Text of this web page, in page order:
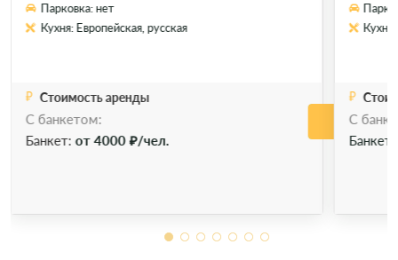
Позвонить
Парковка: нет
Кухня: Европейская, русская
Стоимость аренды
С банкетом:
Банкет:от 4000 ₽/чел.
C
Банкет: